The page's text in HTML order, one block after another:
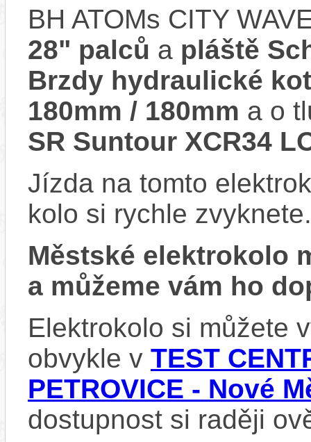
BH ATOMs CITY
28" palců a pláště
Brzdy hydraulické
180mm / 180mm a o
SR Suntour XCR34
Jízda na tomto
kolo si rychle zvyknete.
Městské elektrokolo
a můžeme vám ho
Elektrokolo si můžete
obvykle v TEST
PETROVICE - Nové
dostupnost si raději